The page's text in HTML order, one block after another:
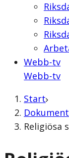
Webb-tv
Webb-tv
Start
Religiösa